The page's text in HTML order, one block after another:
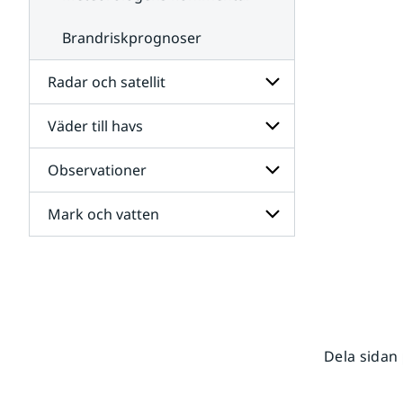
Brandriskprognoser
Radar och satellit
Undersidor
för
Radar
och
satellit
Väder till havs
Undersidor
för
Väder
till
havs
Observationer
Undersidor
för
Mark och vatten
Dela sidan